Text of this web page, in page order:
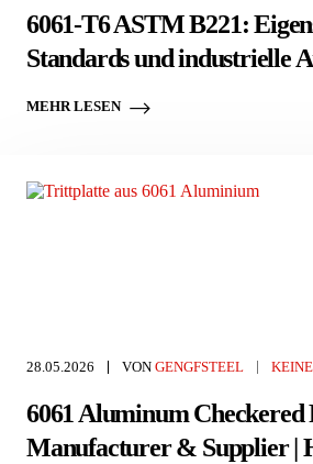
6061-T6 ASTM B221:
Standards und industrielle
MEHR LESEN
28.05.2026 VON GENGFSTEEL
6061 Aluminum Checkered
Manufacturer & Supplier |